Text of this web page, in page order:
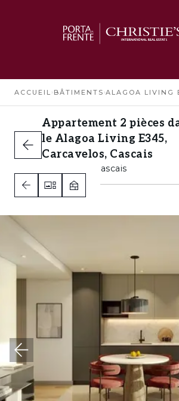
ACCUEIL › BÂTIMENTS ›ALAGOA LIVING
Appartement 2 pièces
le Alagoa Living E345,
Carcavelos, Cascais
Carcavelos, Cascais
1 1